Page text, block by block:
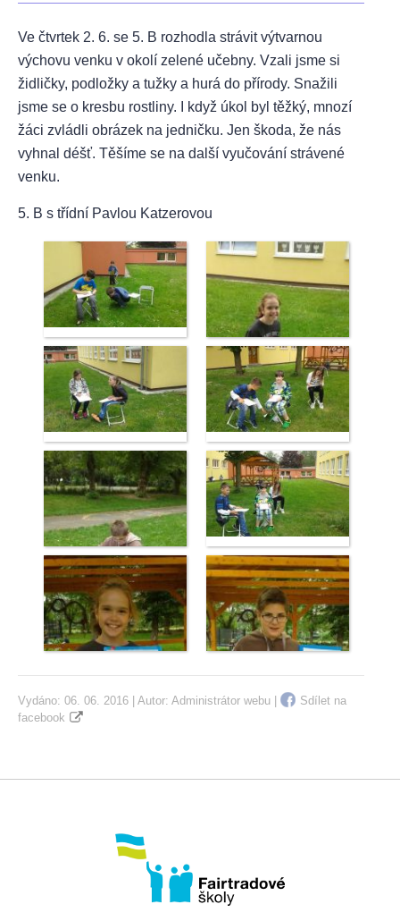
Ve čtvrtek 2. 6. se 5. B rozhodla strávit výtvarnou
výchovu venku v okolí zelené učebny. Vzali jsme si
židličky, podložky a tužky a hurá do přírody. Snažili
jsme se o kresbu rostliny. I když úkol byl těžký, mnozí
žáci zvládli obrázek na jedničku. Jen škoda, že nás
vyhnal déšť. Těšíme se na další vyučování strávené
venku.
5. B s třídní Pavlou Katzerovou
Vydáno: 06. 06. 2016 | Autor: Administrátor webu |
Sdílet na
facebook